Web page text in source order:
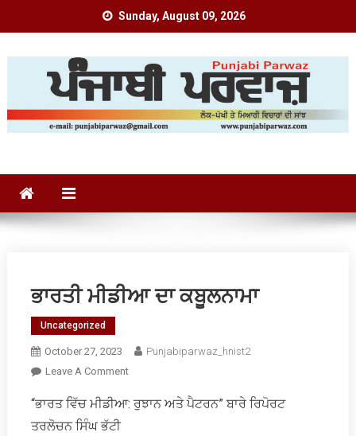
Sunday, August 09, 2026
ਭਾਰਤੀ ਮੀਡੀਆ ਦਾ ਕਬੂਲਨਾਮਾ
Uncategorized
October 27, 2023
Punjabiparwaz_hnist2
Leave A CommentOn
ਮੀਡੀਆ
“ਭਾਰਤ ਵਿੱਚ ਮੀਡੀਆ: ਰੁਝਾਨ ਅਤੇ ਪੈਟਰਨ” ਬਾਰੇ ਰਿਪੋਰਟ
ਤਰਲੋਚਨ ਸਿੰਘ ਭੱਟੀ